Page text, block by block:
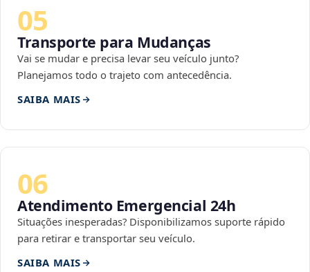
05
Transporte para Mudanças
Vai se mudar e precisa levar seu veículo junto?
Planejamos todo o trajeto com antecedência.
SAIBA MAIS
06
Atendimento Emergencial 24h
Situações inesperadas? Disponibilizamos suporte rápido
para retirar e transportar seu veículo.
SAIBA MAIS